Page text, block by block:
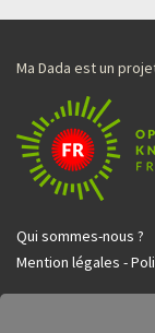
Ma Dada est un
Qui sommes-nous ?
Mention légales -